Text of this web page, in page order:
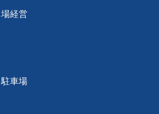
経営
車場